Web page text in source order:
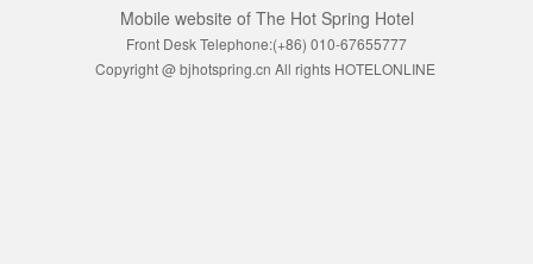
Mobile website of The Hot Spring Hotel
Front Desk Telephone:(+86) 010-67655777
Copyright @ bjhotspring.cn All rights HOTELONLINE